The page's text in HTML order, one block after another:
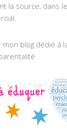
la source, dans
blog dédié à